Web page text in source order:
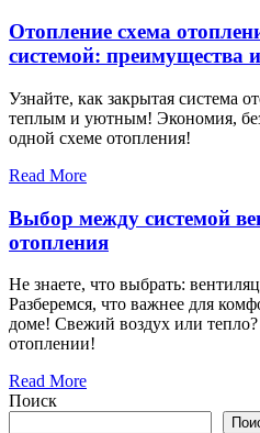
Отопление схема
системой: преимущества
Узнайте, как закрытая система
теплым и уютным! Экономия,
одной схеме отопления!
Read More
Выбор между системой
отопления
Не знаете, что выбрать:
Разберемся, что важнее для
доме! Свежий воздух или
отоплении!
Read More
Поиск